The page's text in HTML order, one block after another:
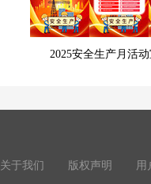
2025安全生产月活
关于我们 版权声明 用